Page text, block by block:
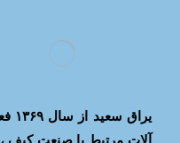
آلات مرتبط با صنعت کیف